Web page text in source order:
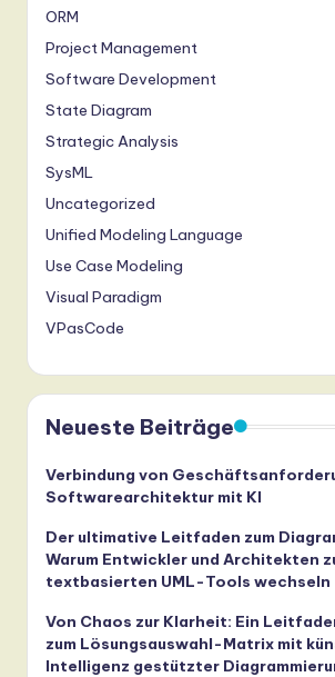
ORM
Project Management
Software Development
State Diagram
Strategic Analysis
SysML
Uncategorized
Unified Modeling Language
Use Case Modeling
Visual Paradigm
VPasCode
Neueste Beiträge
Verbindung von
Softwarearchitektur mit KI
Der ultimative Leitfaden zum
Warum Entwickler und Architekten
textbasierten UML-Tools wechseln
Von Chaos zur Klarheit: Ein
zum Lösungsauswahl-Matrix mit
Intelligenz gestützter